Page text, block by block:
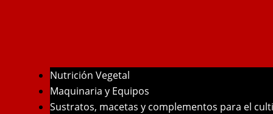
Nutrición Vegetal
Maquinaria y Equipos
Sustratos, macetas y complementos para el